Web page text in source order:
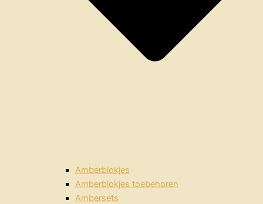
Amberblokjes
Amberblokjes toebehoren
Ambersets